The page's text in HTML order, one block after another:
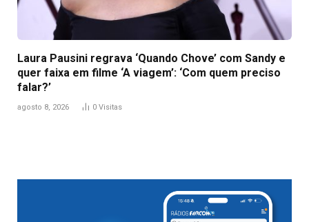
Laura Pausini regrava ‘Quando Chove’ com Sandy e
quer faixa em filme ‘A viagem’: ‘Com quem preciso
falar?’
agosto 8, 2026 0 Visitas